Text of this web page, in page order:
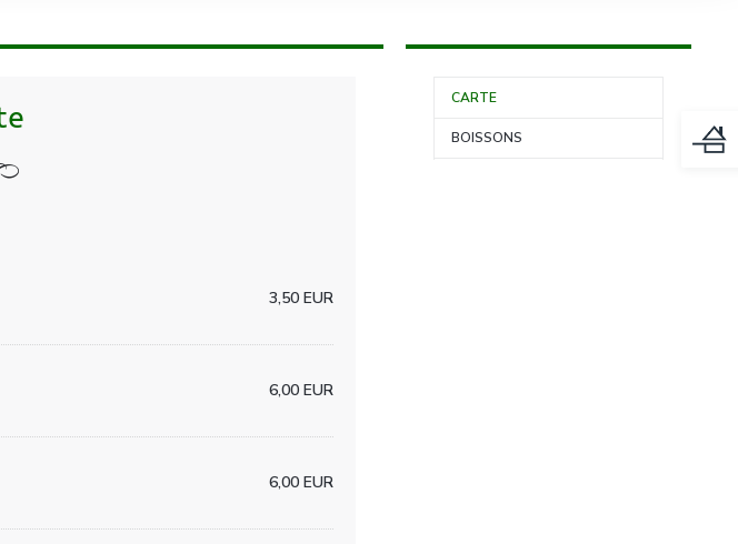
3,50 EUR
6,00 EUR
6,00 EUR
CARTE
BOISSONS